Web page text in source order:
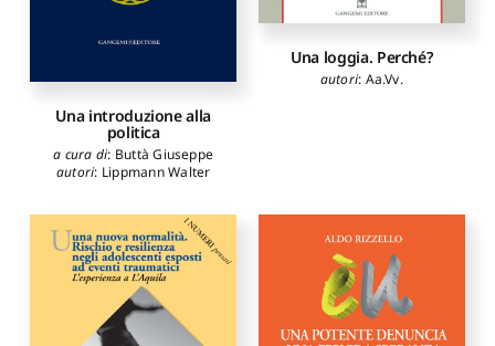
Una introduzione alla
politica
a cura di: Buttà Giuseppe
autori: Lippmann Walter
Una loggia. Perché?
autori: Aa.Vv.